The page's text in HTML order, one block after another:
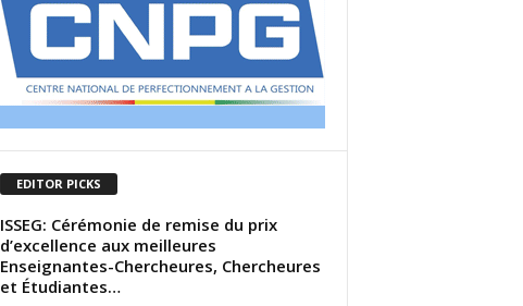
EDITOR PICKS
ISSEG: Cérémonie de remise du prix
d’excellence aux meilleures
Enseignantes-Chercheures, Chercheures
et Étudiantes…